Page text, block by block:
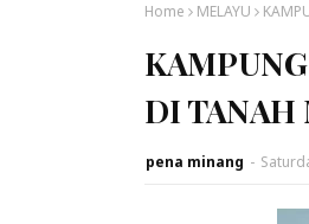
Home MELAYU
DI TANAH
pena minang -